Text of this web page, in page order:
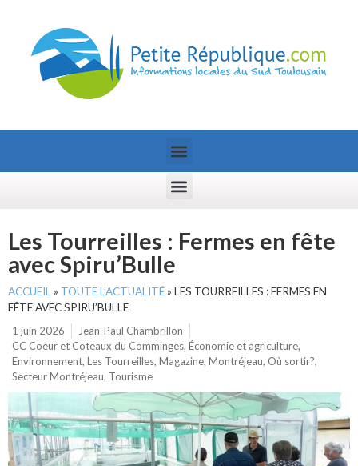
Les Tourreilles : Fermes en fête
avec Spiru’Bulle
ACCUEIL » TOUTE L’ACTUALITÉ» LES TOURREILLES : FERMES EN
FÊTE AVEC SPIRU’BULLE
1 juin 2026
Jean-Paul Chambrillon
CC Coeur et Coteaux du Comminges, Économie et agriculture,
Environnement, Les Tourreilles, Magazine, Montréjeau, Où sortir?,
Secteur Montréjeau, Tourisme